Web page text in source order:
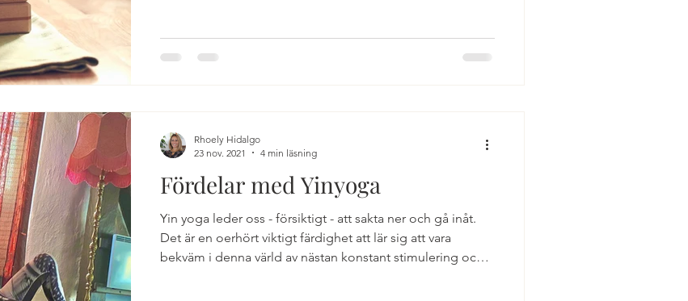
Fördelar med Yinyoga
Yin yoga leder oss - försiktigt - att sakta ner och gå inåt.
Det är en oerhört viktigt färdighet att lär sig att vara
bekväm i denna värld av nästan konstant stimulering och
Rhoely Hidalgo
23 nov. 2021
4 min läsning